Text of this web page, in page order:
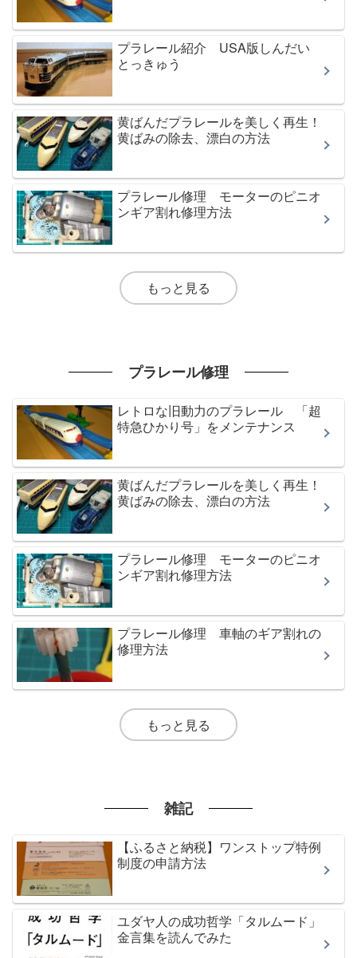
プラレール紹介 USA版しんだい
とっきゅう
黄ばんだプラレールを美しく再生！
黄ばみの除去、漂白の方法
プラレール修理 モーターのピニオ
ンギア割れ修理方法
もっと見る
プラレール修理
レトロな旧動力のプラレール 「超
特急ひかり号」をメンテナンス
黄ばんだプラレールを美しく再生！
黄ばみの除去、漂白の方法
プラレール修理 モーターのピニオ
ンギア割れ修理方法
プラレール修理 車軸のギア割れの
修理方法
もっと見る
雑記
【ふるさと納税】ワンストップ特例
制度の申請方法
ユダヤ人の成功哲学「タルムード」
金言集を読んでみた